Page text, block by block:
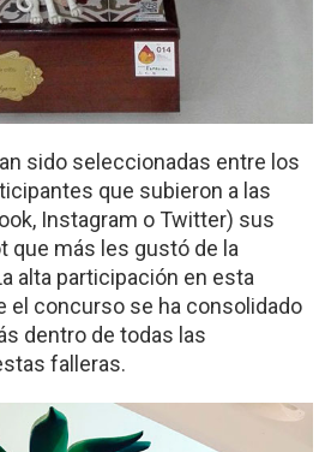
sido seleccionadas entre los
que subieron a las
Instagram o Twitter) sus
que más les gustó de la
alta participación en esta
el concurso se ha consolidado
dentro de todas las
falleras.